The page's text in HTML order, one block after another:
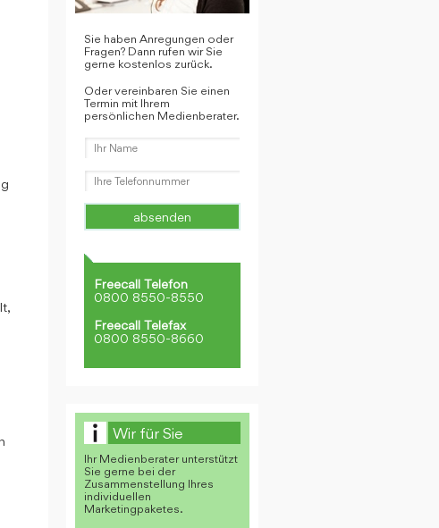
Sie haben Anregungen oder
Fragen? Dann rufen wir Sie
gerne kostenlos zurück.
Oder vereinbaren Sie einen
Termin mit Ihrem
persönlichen Medienberater.
Freecall Telefon
0800 8550-8550
Freecall Telefax
0800 8550-8660
Wir für Sie
Ihr Medienberater unterstützt
Sie gerne bei der
Zusammenstellung Ihres
individuellen
Marketingpaketes.